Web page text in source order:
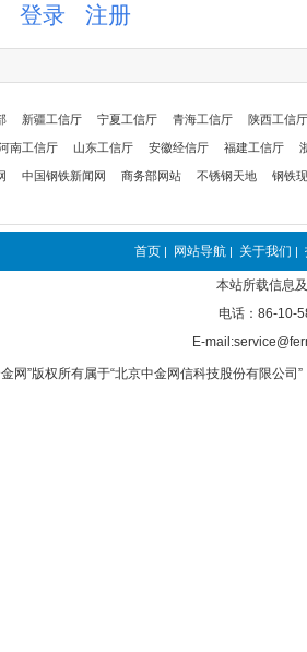
登录 注册
新疆工信厅 宁夏工信厅 青海工信厅 陕西工信厅
南工信厅 山东工信厅 安徽经信厅 福建工信厅
中国钢铁新闻网 商务部网站 不锈钢天地 钢铁
首页 | 网站导航 | 关于我们 |
本站所载信息
电话：86-10-
E-
金网”版权所有属于“北京中金网信科技股份有限公司